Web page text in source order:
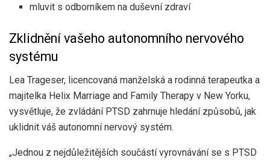
mluvit s odborníkem na duševní zdraví
Zklidnění vašeho autonomního nervového
systému
Lea Trageser, licencovaná manželská a rodinná terapeutka a
majitelka Helix Marriage and Family Therapy v New Yorku,
vysvětluje, že zvládání PTSD zahrnuje hledání způsobů, jak
uklidnit váš autonomní nervový systém.
„Jednou z nejdůležitějších součástí vyrovnávání se s PTSD